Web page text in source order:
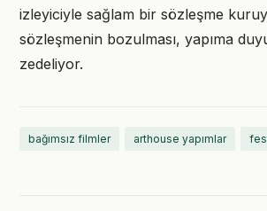
izleyiciyle sağlam bir sözleşme
sözleşmenin bozulması, yapıma
zedeliyor.
bağımsız filmler arthouse yapımlar